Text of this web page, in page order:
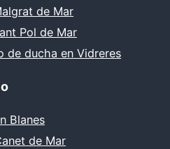
de Mar
Pol de Mar
de ducha en Vidreres
Blanes
de Mar